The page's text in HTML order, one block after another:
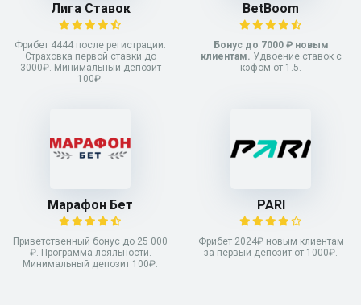
Лига Ставок
Фрибет 4444 после регистрации.
Страховка первой ставки до
3000₽. Минимальный депозит
100₽.
BetBoom
Бонус до 7000 ₽ новым
клиентам. Удвоение ставок с
кэфом от 1.5.
Марафон Бет
Приветственный бонус до 25 000
₽. Программа лояльности.
Минимальный депозит 100₽.
PARI
Фрибет 2024₽ новым клиентам
за первый депозит от 1000₽.